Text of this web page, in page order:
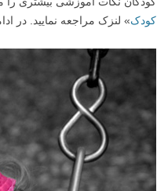
کودک» لنزک مراجعه نمایید. در